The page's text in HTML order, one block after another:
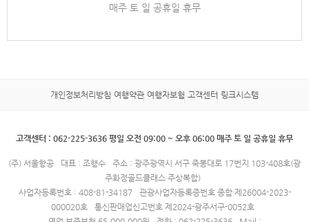
매주 토 일 공휴일 휴무
개인정보처리방침 여행약관 여행자보험 고객센터 링크시스템
고객센터 : 062-225-3636 평일 오전 09:00 ~ 오후 06:00 매주 토 일 공휴일 휴무
(주) 서울항공 대표 : 조행수
주소 : 광주광역시 서구 죽봉대로 17번지 103-408호(광
주화정골드클래스 주상복합)
사업자등록번호 : 408-81-34187
관광사업자등록증번호 종합 제26004-2023-
000020호
통신판매업신고번호 제2024-광주서구-0052호